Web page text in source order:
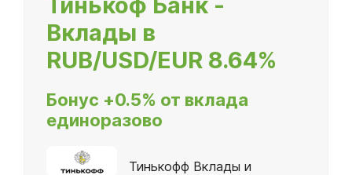
Вклады в
RUB/USD/EUR 8.64%
Бонус +0.5% от вклада
единоразово
Тинькофф Вклады и